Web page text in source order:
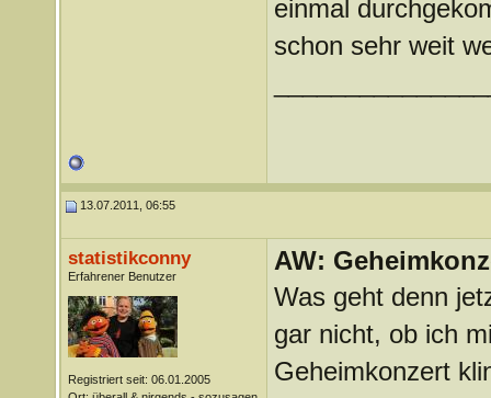
einmal
schon sehr weit
13.07.2011, 06:55
statistikconny
Erfahrener Benutzer
Registriert seit: 06.01.2005
AW:
Was geht denn
gar nicht, ob ich
Geheimkonzert